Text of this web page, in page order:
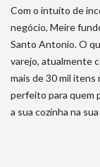
Com o intuito de
negócio, Meire
Santo Antonio. O
varejo, atualmente
mais de 30 mil itens
perfeito para quem
a sua cozinha na